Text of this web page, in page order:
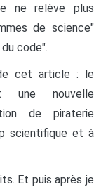
ne relève plus
de science"
code".
cet article : le
une nouvelle
de piraterie
scientifique et à
Et puis après je